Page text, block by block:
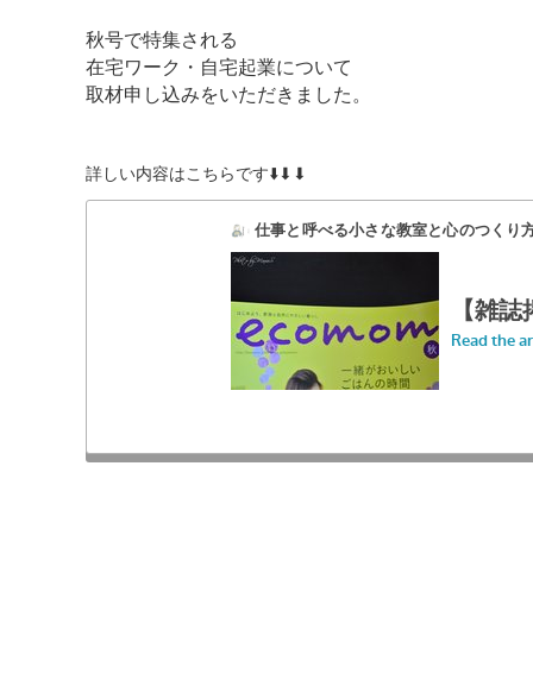
秋号で特集される
在宅ワーク・自宅起業について
取材申し込みをいただきました。
詳しい内容はこちらです⬇️⬇︎⬇︎